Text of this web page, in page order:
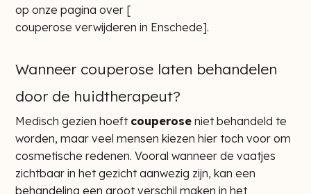
op onze pagina over [
couperose verwijderen in Enschede].
Wanneer couperose laten behandelen
door de huidtherapeut?
Medisch gezien hoeft couperose niet behandeld te
worden, maar veel mensen kiezen hier toch voor om
cosmetische redenen. Vooral wanneer de vaatjes
zichtbaar in het gezicht aanwezig zijn, kan een
behandeling een groot verschil maken in het